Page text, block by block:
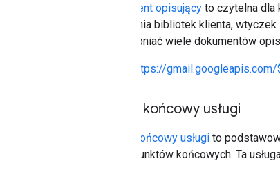
Dokument opisujący to czytelna dla
tworzenia bibliotek klienta,
udostępniać wiele dokumentów
https://
Punkt końcowy usługi
Punkt końcowy usługi to
wiele punktów końcowych. Ta